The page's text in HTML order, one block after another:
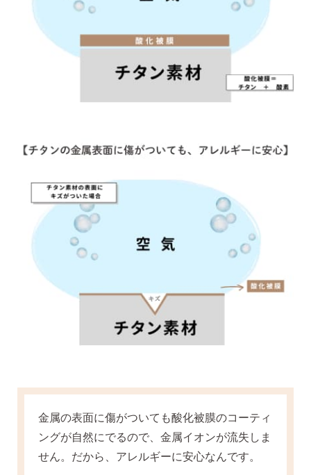
商品レビューを見る
なでしこピアスの使いやすい所や
使いにくい所を、赤裸々にレビューしてます。
ピアス安心サポート
お買い物について
なでしこスタイルについて
金属の表面に傷がついても酸化被膜のコーティ
ングが自然にでるので、金属イオンが流失しま
せん。だから、アレルギーに安心なんです。